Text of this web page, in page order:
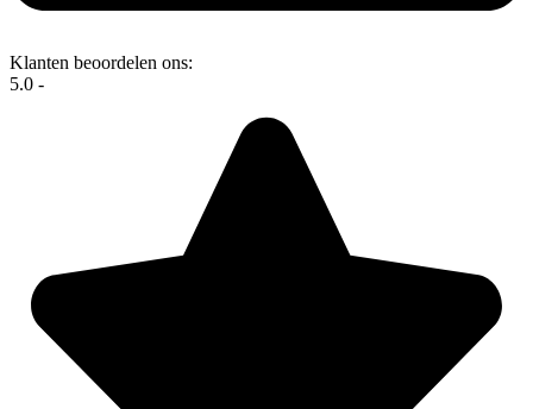
Klanten beoordelen ons:
5.0 -